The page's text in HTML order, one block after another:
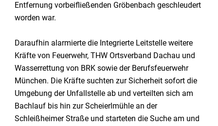
Entfernung vorbeifließenden Gröbenbach geschleudert
worden war.
Daraufhin alarmierte die Integrierte Leitstelle weitere
Kräfte von Feuerwehr, THW Ortsverband Dachau und
Wasserrettung von BRK sowie der Berufsfeuerwehr
München. Die Kräfte suchten zur Sicherheit sofort die
Umgebung der Unfallstelle ab und verteilten sich am
Bachlauf bis hin zur Scheierlmühle an der
Schleißheimer Straße und starteten die Suche am und